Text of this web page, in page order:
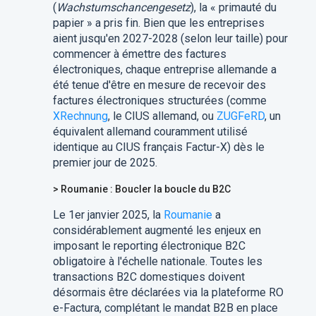
(Wachstumschancengesetz), la « primauté du
papier » a pris fin. Bien que les entreprises
aient jusqu'en 2027-2028 (selon leur taille) pour
commencer à émettre des factures
électroniques, chaque entreprise allemande a
été tenue d'être en mesure de recevoir des
factures électroniques structurées (comme
XRechnung, le CIUS allemand, ou ZUGFeRD, un
équivalent allemand couramment utilisé
identique au CIUS français Factur-X) dès le
premier jour de 2025.
> Roumanie : Boucler la boucle du B2C
Le 1er janvier 2025, la Roumaniea
considérablement augmenté les enjeux en
imposant le reporting électronique B2C
obligatoire à l'échelle nationale. Toutes les
transactions B2C domestiques doivent
désormais être déclarées via la plateforme RO
e-Factura, complétant le mandat B2B en place